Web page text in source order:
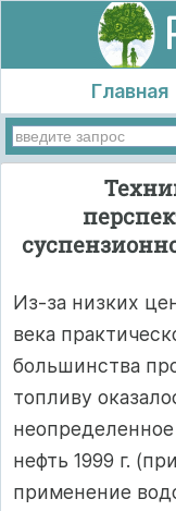
Главная
Из-за низких
века
большинства
топливу
нефть 1999 г.
применение